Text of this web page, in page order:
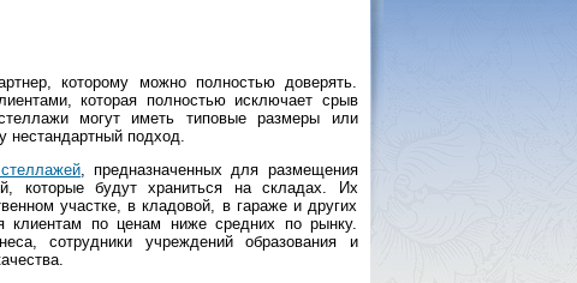
которому можно полностью доверять.
которая полностью исключает срыв
могут иметь типовые размеры или
нестандартный подход.
, предназначенных для размещения
которые будут храниться на складах. Их
участке, в кладовой, в гараже и других
клиентам по ценам ниже средних по рынку.
сотрудники учреждений образования и